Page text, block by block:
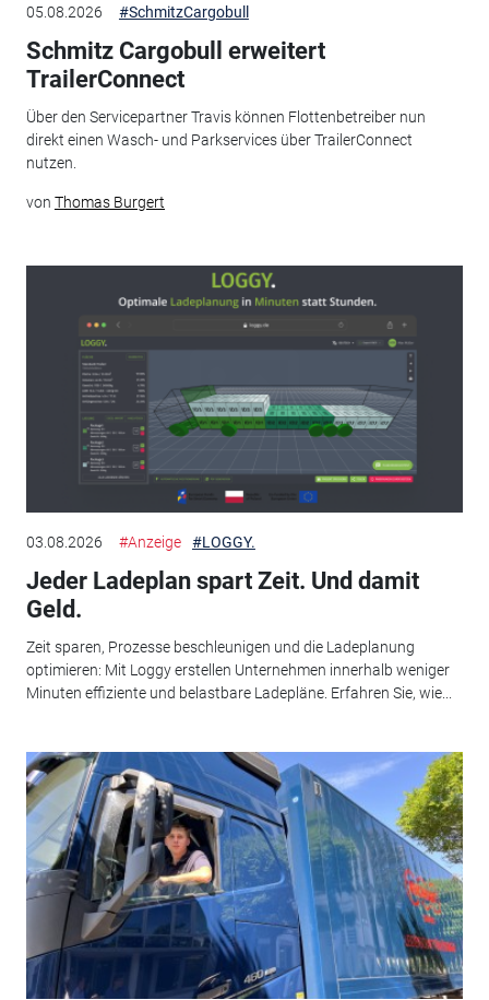
05.08.2026 #SchmitzCargobull
Schmitz Cargobull erweitert
TrailerConnect
Über den Servicepartner Travis können Flottenbetreiber nun
direkt einen Wasch- und Parkservices über TrailerConnect
nutzen.
von Thomas Burgert
03.08.2026 #Anzeige #LOGGY.
Jeder Ladeplan spart Zeit. Und damit
Geld.
Zeit sparen, Prozesse beschleunigen und die Ladeplanung
optimieren: Mit Loggy erstellen Unternehmen innerhalb weniger
Minuten effiziente und belastbare Ladepläne. Erfahren Sie, wie...